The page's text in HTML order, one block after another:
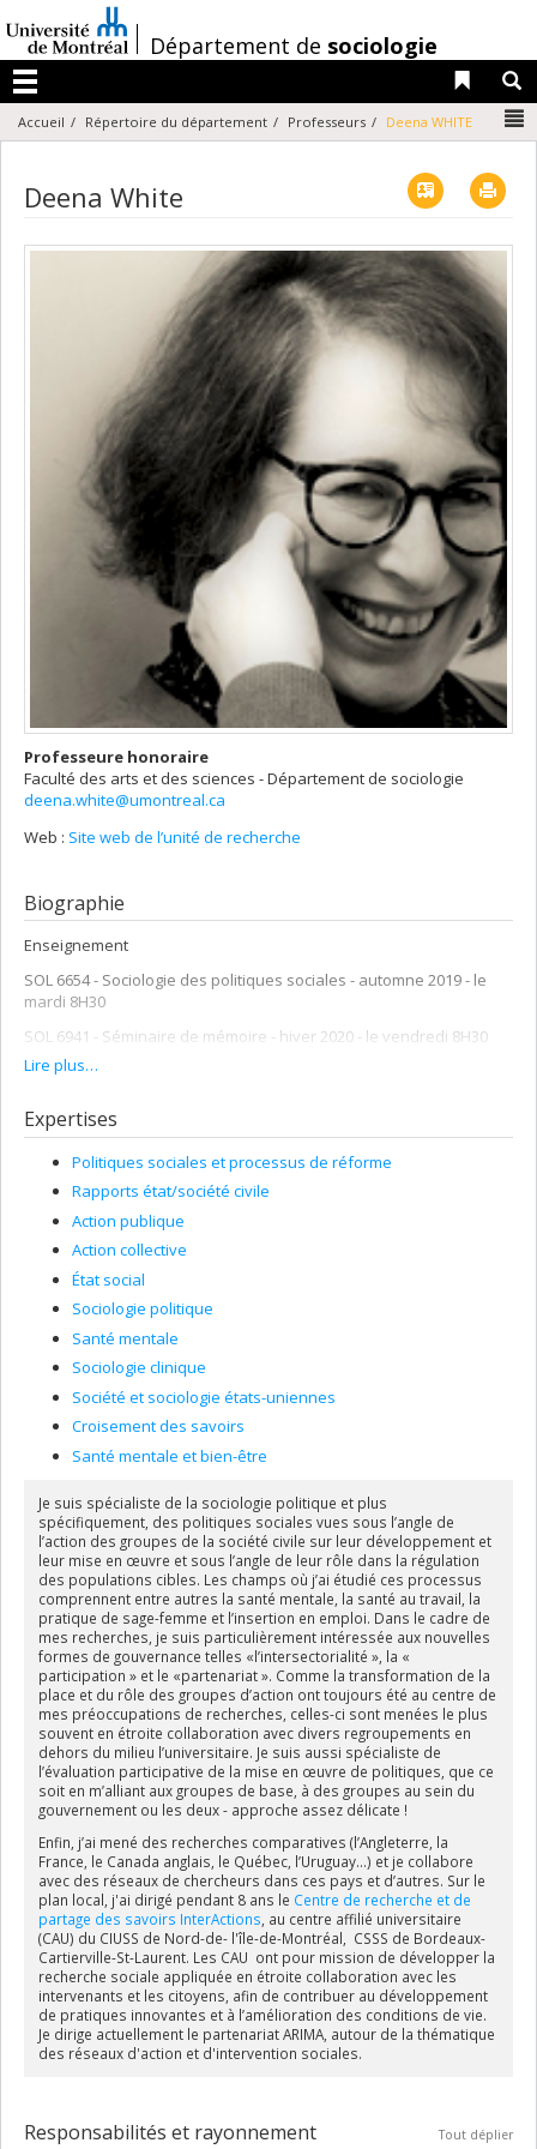
au
contenu
/Département de sociologie
Menu
Liens
Accueil Répertoire du département Professeurs Deena WHITE
Deena White Vcard
Professeure honoraire
Faculté des arts et des sciences - Département de sociologie
deena.white@umontreal.ca
Web : Site web de l’unité de recherche
Biographie
Enseignement
SOL 6654 - Sociologie des politiques sociales - automne 2019 - le
mardi 8H30
SOL 6941 - Séminaire de mémoire - hiver 2020 - le vendredi 8H30
SOL 2027 - Sociologie et société aux Etats-Unis - hiver 2020 - le
Lire plus…
Expertises
Politiques sociales et processus de réforme
Rapports état/société civile
Action publique
Action collective
État social
Sociologie politique
Santé mentale
Sociologie clinique
Société et sociologie états-uniennes
Croisement des savoirs
Santé mentale et bien-être
Je suis spécialiste de la sociologie politique et plus
spécifiquement, des politiques sociales vues sous l’angle de
l’action des groupes de la société civile sur leur développement et
leur mise en œuvre et sous l’angle de leur rôle dans la régulation
des populations cibles. Les champs où j’ai étudié ces processus
comprennent entre autres la santé mentale, la santé au travail, la
pratique de sage-femme et l’insertion en emploi. Dans le cadre de
mes recherches, je suis particulièrement intéressée aux nouvelles
formes de gouvernance telles «l’intersectorialité », la «
participation » et le «partenariat ». Comme la transformation de la
place et du rôle des groupes d’action ont toujours été au centre de
mes préoccupations de recherches, celles-ci sont menées le plus
souvent en étroite collaboration avec divers regroupements en
dehors du milieu l’universitaire. Je suis aussi spécialiste de
l’évaluation participative de la mise en œuvre de politiques, que ce
soit en m’alliant aux groupes de base, à des groupes au sein du
gouvernement ou les deux - approche assez délicate !
Enfin, j’ai mené des recherches comparatives (l’Angleterre, la
France, le Canada anglais, le Québec, l’Uruguay…) et je collabore
avec des réseaux de chercheurs dans ces pays et d’autres. Sur le
plan local, j'ai dirigé pendant 8 ans le Centre de recherche et de
partage des savoirs InterActions, au centre affilié universitaire
(CAU) du CIUSS de Nord-de- l'île-de-Montréal, CSSS de Bordeaux-
Cartierville-St-Laurent. Les CAU ont pour mission de développer la
recherche sociale appliquée en étroite collaboration avec les
intervenants et les citoyens, afin de contribuer au développement
de pratiques innovantes et à l’amélioration des conditions de vie.
Je dirige actuellement le partenariat ARIMA, autour de la thématique
des réseaux d'action et d'intervention sociales.
Responsabilités et rayonnement Tout déplier